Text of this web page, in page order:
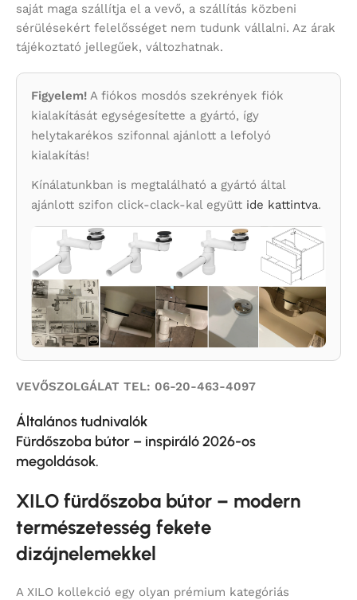
saját maga szállítja el a vevő, a szállítás közbeni
sérülésekért felelősséget nem tudunk vállalni. Az árak
tájékoztató jellegűek, változhatnak.
Figyelem! A fiókos mosdós szekrények fiók
kialakítását egységesítette a gyártó, így
helytakarékos szifonnal ajánlott a lefolyó
kialakítás!
Kínálatunkban is megtalálható a gyártó által
ajánlott szifon click-clack-kal együtt ide kattintva.
VEVŐSZOLGÁLAT TEL: 06-20-463-4097
Általános tudnivalók
Fürdőszoba bútor – inspiráló 2026-os
megoldások.
XILO fürdőszoba bútor – modern
természetesség fekete
dizájnelemekkel
A XILO kollekció egy olyan prémium kategóriás